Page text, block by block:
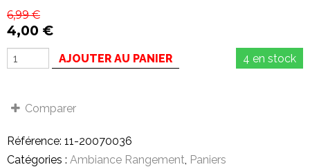
6,99€
4,00 €
4 en stock
AJOUTER AU PANIER
Comparer
Référence: 11-20070036
Catégories : Ambiance Rangement Paniers